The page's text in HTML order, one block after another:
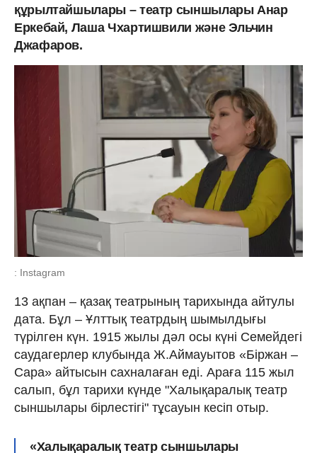
құрылтайшылары – театр сыншылары Анар
Еркебай, Лаша Чхартишвили және Эльчин
Джафаров.
: Instagram
13 ақпан – қазақ театрының тарихында айтулы
дата. Бұл – Ұлттық театрдың шымылдығы
түрілген күн. 1915 жылы дәл осы күні Семейдегі
саудагерлер клубында Ж.Аймауытов «Біржан –
Сара» айтысын сахналаған еді. Араға 115 жыл
салып, бұл тарихи күнде "Халықаралық театр
сыншылары бірлестігі" тұсауын кесіп отыр.
«Халықаралық театр сыншылары